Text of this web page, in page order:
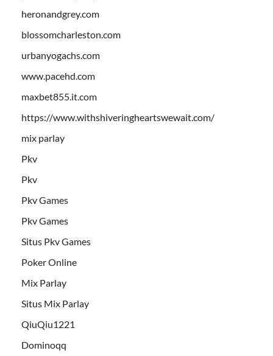
heronandgrey.com
blossomcharleston.com
urbanyogachs.com
www.pacehd.com
maxbet855.it.com
https://www.withshiveringheartswewait.com/
mix parlay
Pkv
Pkv
Pkv Games
Pkv Games
Situs Pkv Games
Poker Online
Mix Parlay
Situs Mix Parlay
QiuQiu1221
Dominoqq